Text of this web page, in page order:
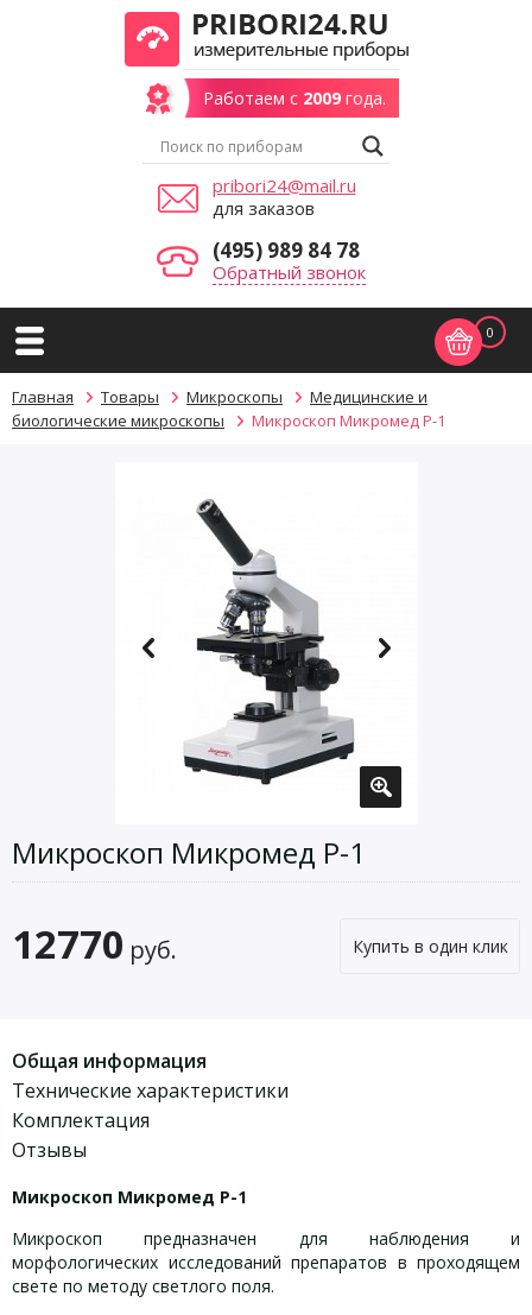
Работаем с 2009года.
pribori24@mail.ru
для заказов
(495) 989 84 78
Обратный звонок
0
Главная Товары Микроскопы
Медицинские и
биологические микроскопы
Микроскоп Микромед Р-1
Микроскоп Микромед Р-1
12770 руб. Купить в один клик
Общая информация
Технические характеристики
Комплектация
Отзывы
Микроскоп Микромед Р-1
Микроскоп предназначен для наблюдения и
морфологических исследований препаратов в проходящем
свете по методу светлого поля.